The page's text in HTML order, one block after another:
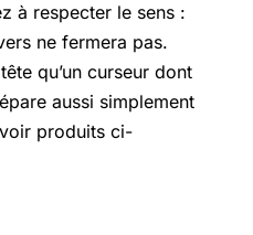
à respecter le sens :
ne fermera pas.
qu’un curseur dont
aussi simplement
produits ci-